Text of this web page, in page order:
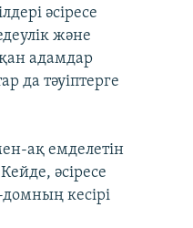
әсіресе
және
адамдар
да тәуіптерге
ақ емделетін
әсіресе
кесірі